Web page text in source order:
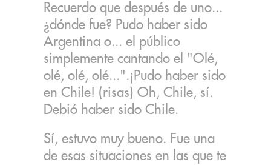
Recuerdo que después de uno...
¿dónde fue? Pudo haber sido
Argentina o... el público
simplemente cantando el "Olé,
olé, olé, olé...".¡Pudo haber sido
en Chile! (risas) Oh, Chile, sí.
Debió haber sido Chile.
Sí, estuvo muy bueno. Fue una
de esas situaciones en las que te